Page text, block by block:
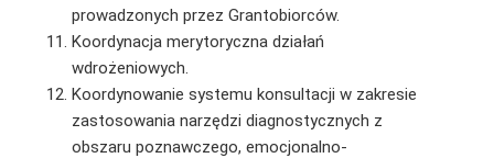
prowadzonych przez Grantobiorców.
Koordynacja merytoryczna działań
wdrożeniowych.
Koordynowanie systemu konsultacji w zakresie
zastosowania narzędzi diagnostycznych z
obszaru poznawczego, emocjonalno-